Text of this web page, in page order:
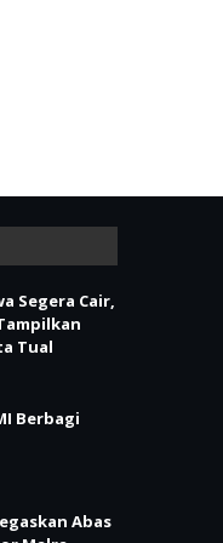
Segera Cair,
Tual
Berbagi
Abas